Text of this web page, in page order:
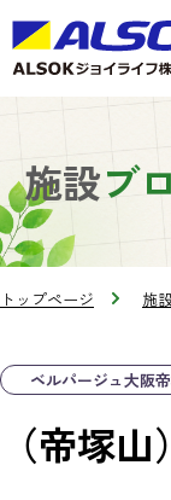
施設ブ
トップページ 施
ベルパージュ大阪
（帝塚